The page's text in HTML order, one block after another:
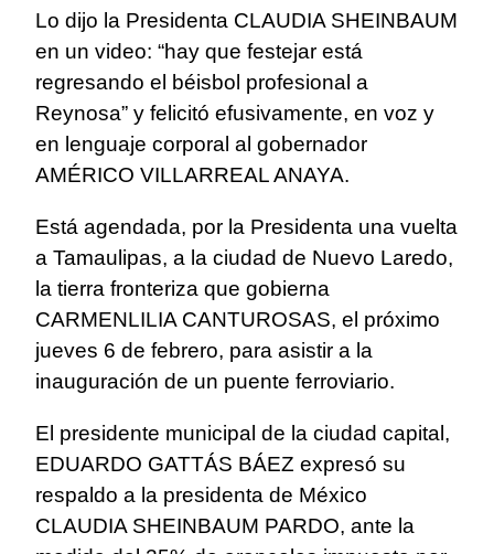
Lo dijo la Presidenta CLAUDIA SHEINBAUM
en un video: “hay que festejar está
regresando el béisbol profesional a
Reynosa” y felicitó efusivamente, en voz y
en lenguaje corporal al gobernador
AMÉRICO VILLARREAL ANAYA.
Está agendada, por la Presidenta una vuelta
a Tamaulipas, a la ciudad de Nuevo Laredo,
la tierra fronteriza que gobierna
CARMENLILIA CANTUROSAS, el próximo
jueves 6 de febrero, para asistir a la
inauguración de un puente ferroviario.
El presidente municipal de la ciudad capital,
EDUARDO GATTÁS BÁEZ expresó su
respaldo a la presidenta de México
CLAUDIA SHEINBAUM PARDO, ante la